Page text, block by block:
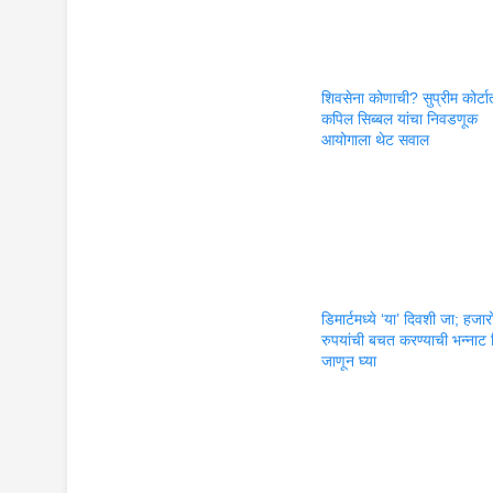
शिवसेना कोणाची? सुप्रीम
कपिल सिब्बल यांचा निवडणूक
आयोगाला थेट सवाल
डिमार्टमध्ये ‘या’ दिवशी जा;
रुपयांची बचत करण्याची भन्नाट
जाणून घ्या